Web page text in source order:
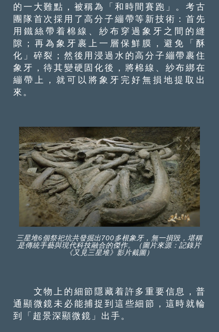
的一大難點，被稱為「和時間賽跑」。考古
團隊首次採用了高分子繃帶等新技術：首先
用鐵絲帶着棉線、紗布穿過象牙之間的縫
隙；再為象牙裹上一層保鮮膜，避免「酥
化」碎裂；然後用浸過水的高分子繃帶裹住
象牙，待其變硬固化後，將棉線、紗布綁在
繃帶上，就可以將象牙完好無損地提取出
來。
三星堆6個祭祀坑共發掘出700多根象牙，無一損毀，堪稱
是傳統手藝與現代科技融合的傑作。（圖片來源：記錄片
《又見三星堆》影片截圖）
文物上的細節隱藏着許多重要信息，普
通顯微鏡未必能捕捉到這些細節，這時就輪
到「超景深顯微鏡」出手。